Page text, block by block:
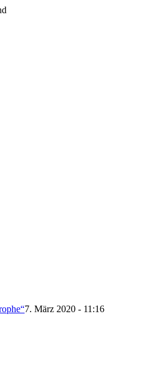
7. März 2020 - 11:16